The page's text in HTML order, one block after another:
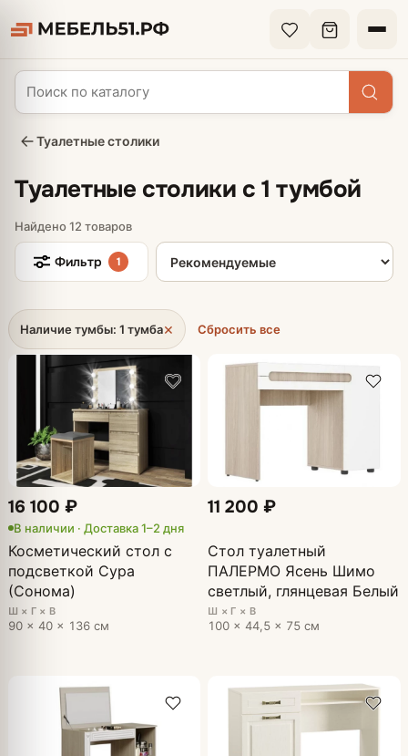
Туалетные столики
Туалетные столики с 1 тумбой
Найдено 12 товаров
Фильтр 1
Сортировка товаров
Наличие тумбы: 1 тумба× Сбросить все
16 100 ₽
В наличии · Доставка 1–2 дня
Косметический стол с
подсветкой Сура
(Сонома)
Ш × Г × В
90 × 40 × 136 см
11 200 ₽
Стол туалетный
ПАЛЕРМО Ясень Шимо
светлый, глянцевая Белый
Ш × Г × В
100 × 44,5 × 75 см